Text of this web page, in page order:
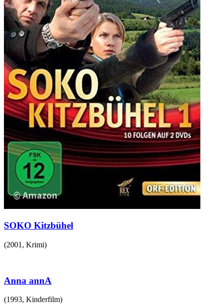
SOKO Kitzbühel
(2001 , Krimi)
Anna annA
(1993, Kinderfilm)